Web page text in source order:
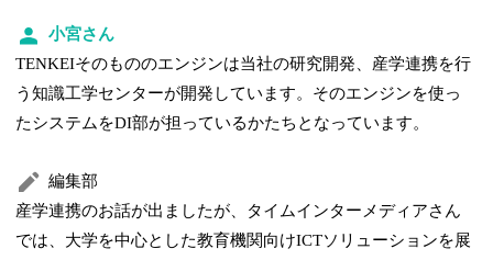
小宮さん
TENKEIそのもののエンジンは当社の研究開発、産学連携を行
う知識工学センターが開発しています。そのエンジンを使っ
たシステムをDI部が担っているかたちとなっています。
編集部
産学連携のお話が出ましたが、タイムインターメディアさん
では、大学を中心とした教育機関向けICTソリューションを展